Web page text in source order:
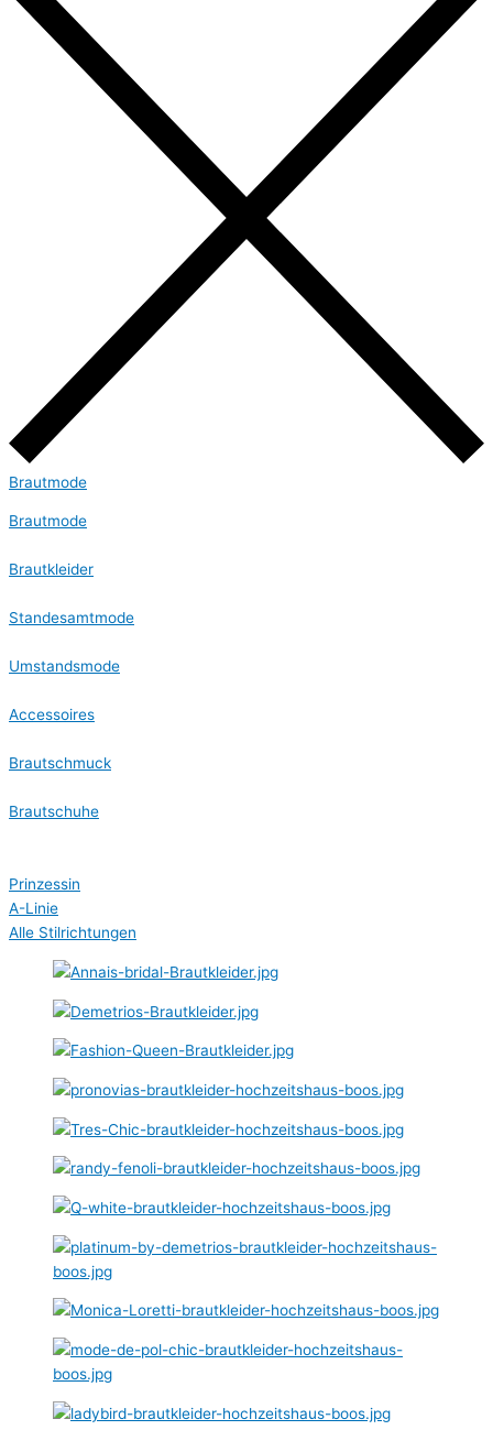
Brautmode
Brautmode
Brautkleider
Standesamtmode
Umstandsmode
Accessoires
Brautschmuck
Brautschuhe
Prinzessin
A-Linie
Alle Stilrichtungen